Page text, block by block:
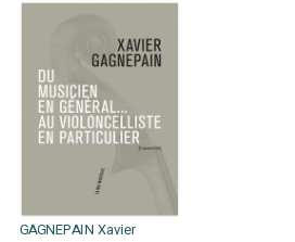
GAGNEPAIN Xavier